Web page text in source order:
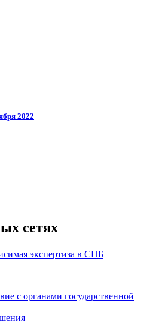
2022
сетях
экспертиза в СПБ
с органами государственной